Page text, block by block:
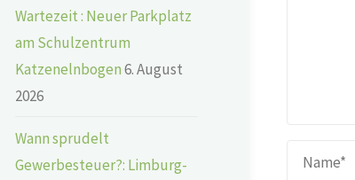
Wartezeit : Neuer Parkplatz
am Schulzentrum
Katzenelnbogen6. August
2026
Wann sprudelt
Gewerbesteuer?: Limburg-